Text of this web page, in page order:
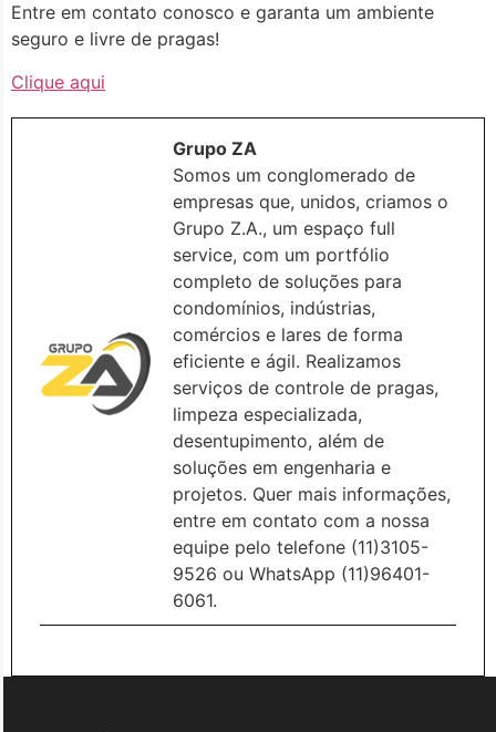
Entre em contato conosco e garanta um ambiente
seguro e livre de pragas!
Clique aqui
Grupo ZA
Somos um conglomerado de
empresas que, unidos, criamos o
Grupo Z.A., um espaço full
service, com um portfólio
completo de soluções para
condomínios, indústrias,
comércios e lares de forma
eficiente e ágil. Realizamos
serviços de controle de pragas,
limpeza especializada,
desentupimento, além de
soluções em engenharia e
projetos. Quer mais informações,
entre em contato com a nossa
equipe pelo telefone (11)3105-
9526 ou WhatsApp (11)96401-
6061.